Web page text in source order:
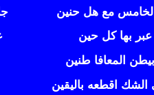
الخامس مع هل حنين جاهم
ونا عبر بها كل حين
بيطن المعافا طنين
الشك اقطعه باليقين